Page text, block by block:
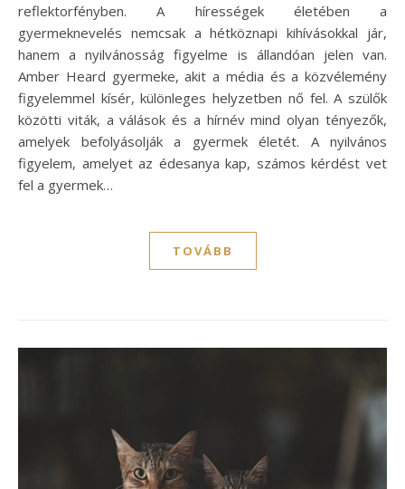
reflektorfényben. A hírességek életében a
gyermeknevelés nemcsak a hétköznapi kihívásokkal jár,
hanem a nyilvánosság figyelme is állandóan jelen van.
Amber Heard gyermeke, akit a média és a közvélemény
figyelemmel kísér, különleges helyzetben nő fel. A szülők
közötti viták, a válások és a hírnév mind olyan tényezők,
amelyek befolyásolják a gyermek életét. A nyilvános
figyelem, amelyet az édesanya kap, számos kérdést vet
fel a gyermek…
TOVÁBB